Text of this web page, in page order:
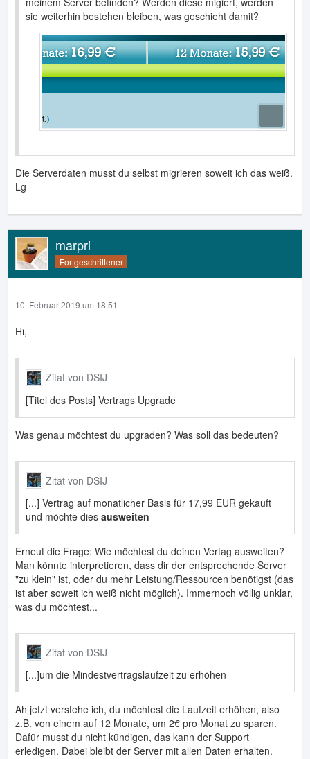
sie weiterhin bestehen bleiben, was geschieht damit?
Die Serverdaten musst du selbst migrieren soweit ich das weiß.
Lg
marpri
Fortgeschrittener
10. Februar 2019 um 18:51
Hi,
Zitat von DSIJ
[Titel des Posts] Vertrags Upgrade
Was genau möchtest du upgraden? Was soll das bedeuten?
Zitat von DSIJ
[...] Vertrag auf monatlicher Basis für 17,99 EUR gekauft
und möchte dies ausweiten
Erneut die Frage: Wie möchtest du deinen Vertag ausweiten?
Man könnte interpretieren, dass dir der entsprechende Server
"zu klein" ist, oder du mehr Leistung/Ressourcen benötigst (das
ist aber soweit ich weiß nicht möglich). Immernoch völlig unklar,
was du möchtest...
Zitat von DSIJ
[...]um die Mindestvertragslaufzeit zu erhöhen
Ah jetzt verstehe ich, du möchtest die Laufzeit erhöhen, also
z.B. von einem auf 12 Monate, um 2€ pro Monat zu sparen.
Dafür musst du nicht kündigen, das kann der Support
erledigen. Dabei bleibt der Server mit allen Daten erhalten.